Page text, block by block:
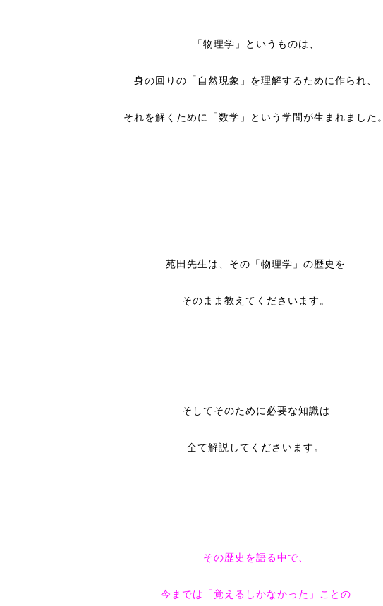
「物理学」というものは、
身の回りの「自然現象」を理解するために作られ、
それを解くために「数学」という学問が生まれました。
苑田先生は、その「物理学」の歴史を
そのまま教えてくださいます。
そしてそのために必要な知識は
全て解説してくださいます。
その歴史を語る中で、
今までは「覚えるしかなかった」ことの